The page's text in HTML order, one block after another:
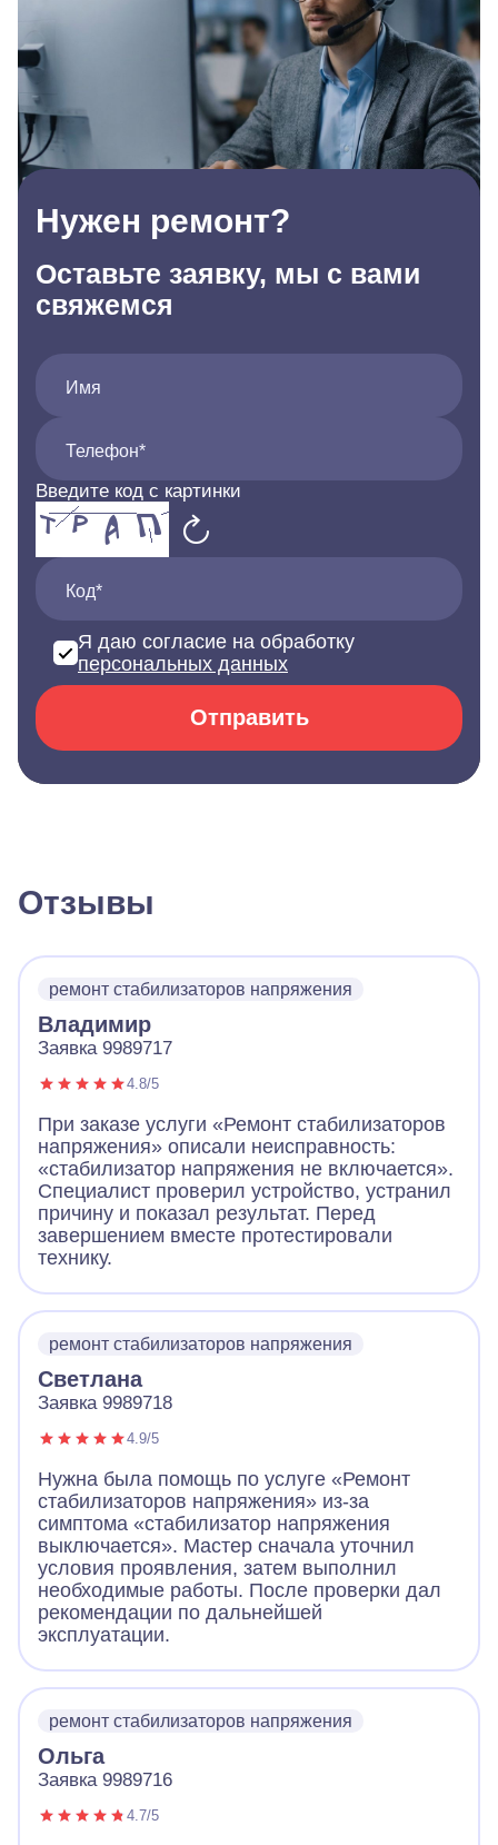
Нужен ремонт?
Оставьте заявку, мы с вами
свяжемся
Имя
Телефон*
Введите код с картинки
Код*
Я даю согласие на обработку
персональных данных
Отправить
Отзывы
ремонт стабилизаторов напряжения
Владимир
Заявка 9989717
4.8/5
При заказе услуги «Ремонт стабилизаторов
напряжения» описали неисправность:
«стабилизатор напряжения не включается».
Специалист проверил устройство, устранил
причину и показал результат. Перед
завершением вместе протестировали
технику.
ремонт стабилизаторов напряжения
Светлана
Заявка 9989718
4.9/5
Нужна была помощь по услуге «Ремонт
стабилизаторов напряжения» из-за
симптома «стабилизатор напряжения
выключается». Мастер сначала уточнил
условия проявления, затем выполнил
необходимые работы. После проверки дал
рекомендации по дальнейшей
эксплуатации.
ремонт стабилизаторов напряжения
Ольга
Заявка 9989716
4.7/5